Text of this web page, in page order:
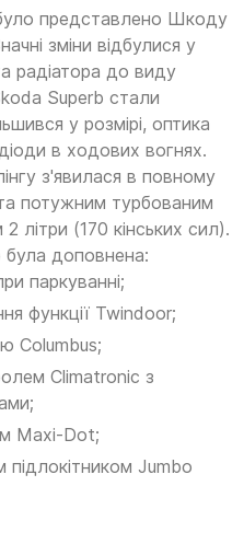
представлено Шкоду
зміни відбулися у
радіатора до виду
Superb стали
у розмірі, оптика
в ходових вогнях.
з'явилася в повному
потужним турбованим
літри (170 кінських сил).
була доповнена:
паркуванні;
функції Twindoor;
Columbus;
Climatronic з
Maxi-Dot;
підлокітником Jumbo